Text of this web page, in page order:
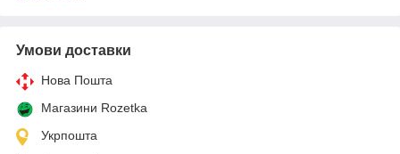
Умови доставки
Нова Пошта
Магазини Rozetka
Укрпошта